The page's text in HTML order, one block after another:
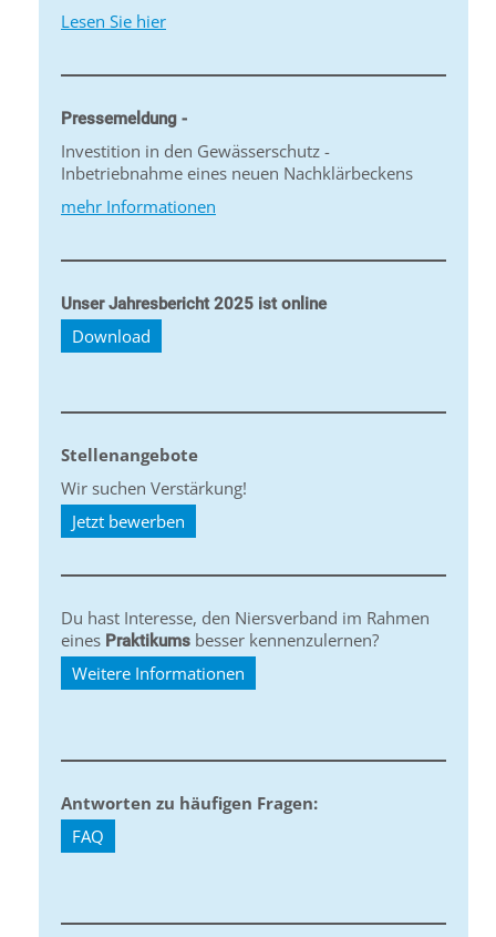
Lesen Sie hier
Pressemeldung -
Investition in den Gewässerschutz -
Inbetriebnahme eines neuen Nachklärbeckens
mehr Informationen
Unser Jahresbericht 2025 ist online
Download
Stellenangebote
Wir suchen Verstärkung!
Jetzt bewerben
Du hast Interesse, den Niersverband im Rahmen
eines Praktikums besser kennenzulernen?
Weitere Informationen
Antworten zu häufigen Fragen:
FAQ